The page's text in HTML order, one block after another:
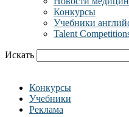
Конкурсы
Учебники
Talent
Искать
Конкурсы
Учебники
Реклама